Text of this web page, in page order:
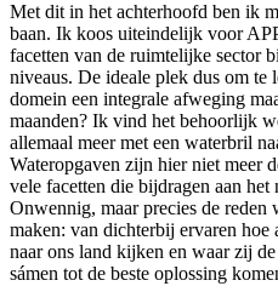
Met dit in het achterhoofd ben ik
baan. Ik koos uiteindelijk voor
facetten van de ruimtelijke sector
niveaus. De ideale plek dus om
domein een integrale afweging
maanden? Ik vind het behoorlijk
allemaal meer met een waterbril
Wateropgaven zijn hier niet meer
vele facetten die bijdragen aan
Onwennig, maar precies de
maken: van dichterbij ervaren hoe
naar ons land kijken en waar zij
sámen tot de beste oplossing